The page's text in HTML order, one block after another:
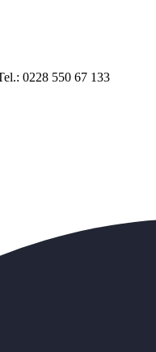
0228 550 67 133